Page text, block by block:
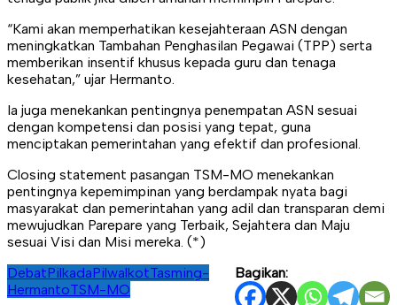
“Kami akan memperhatikan kesejahteraan ASN dengan
meningkatkan Tambahan Penghasilan Pegawai (TPP) serta
memberikan insentif khusus kepada guru dan tenaga
kesehatan,” ujar Hermanto.
Ia juga menekankan pentingnya penempatan ASN sesuai
dengan kompetensi dan posisi yang tepat, guna
menciptakan pemerintahan yang efektif dan profesional.
Closing statement pasangan TSM-MO menekankan
pentingnya kepemimpinan yang berdampak nyata bagi
masyarakat dan pemerintahan yang adil dan transparan demi
mewujudkan Parepare yang Terbaik, Sejahtera dan Maju
sesuai Visi dan Misi mereka. (*)
Bagikan:
DebatPilkadaPilwalkotTasming-
HermantoTSM-MO